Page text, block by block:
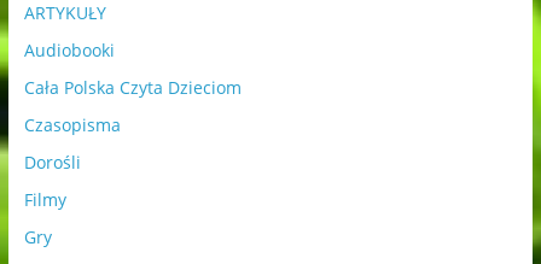
ARTYKUŁY
Audiobooki
Cała Polska Czyta Dzieciom
Czasopisma
Dorośli
Filmy
Gry